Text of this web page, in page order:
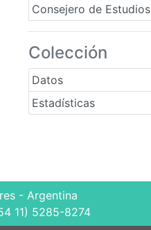
Consejero de Estudios
Colección
Datos
Estadísticas
- Argentina
11) 5285-8274